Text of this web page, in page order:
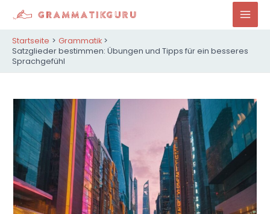
Inhalt
Startseite
Grammatik
Satzglieder bestimmen: Übungen und Tipps für ein besseres
Sprachgefühl